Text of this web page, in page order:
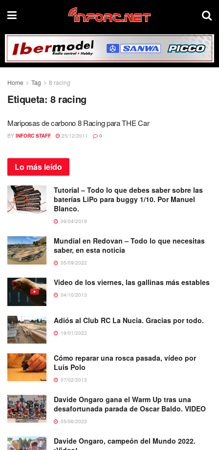
Home Tag 8 racing
Etiqueta: 8 racing
Mariposas de carbono 8 Racing para THE Car
BY INFORC STAFF 25/12/2011 0
Lo más leído
Tutorial – Todo lo que debes saber sobre las
baterías LiPo para buggy 1/10. Por Manuel
Blanco.
09/04/2019
Mundial en Redovan – Todo lo que necesitas
saber, en esta noticia
05/09/2022
Video de los viernes, las gallinas más estables
04/10/2013
Adiós al Club RC La Nucia. Gracias por todo.
19/01/2023
Cómo reparar una rosca pasada, vídeo por
Luis Polo
07/02/2013
Davide Ongaro gana el Warm Up tras una
desafortunada parada de Oscar Baldo. VIDEO
05/06/2022
Davide Ongaro, campeón del Mundo 2022.